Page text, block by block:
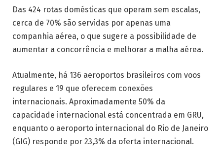
Das 424 rotas domésticas que operam sem escalas,
cerca de 70% são servidas por apenas uma
companhia aérea, o que sugere a possibilidade de
aumentar a concorrência e melhorar a malha aérea.
Atualmente, há 136 aeroportos brasileiros com voos
regulares e 19 que oferecem conexões
internacionais. Aproximadamente 50% da
capacidade internacional está concentrada em GRU,
enquanto o aeroporto internacional do Rio de Janeiro
(GIG) responde por 23,3% da oferta internacional.